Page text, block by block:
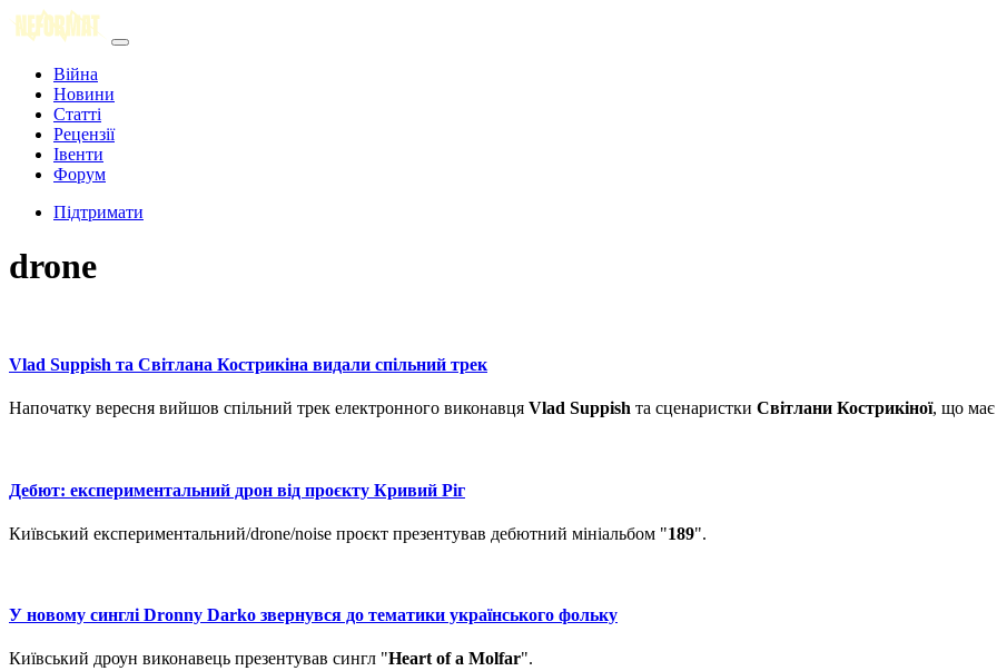
Війна
Новини
Статті
Рецензії
Івенти
Форум
Підтримати
drone
Vlad Suppish та Світлана Кострикіна видали спільний трек
Напочатку вересня вийшов спільний трек електронного виконавця Vlad Suppish та сценаристки Світлани Кострикіної, що має
Дебют: експериментальний дрон від проєкту Кривий Ріг
Київський експериментальний/drone/noise проєкт презентував дебютний мініальбом "189".
У новому синглі Dronny Darko звернувся до тематики українського фольку
Київський дроун виконавець презентував сингл "Heart of a Molfar".